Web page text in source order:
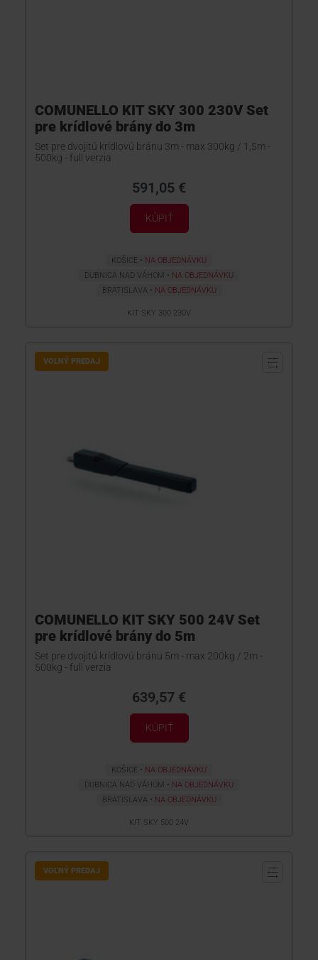
COMUNELLO KIT SKY 300 230V Set
pre krídlové brány do 3m
Set pre dvojitú krídlovú bránu 3m - max 300kg / 1,5m -
500kg - full verzia
591,05 €
KÚPIŤ
KOŠICE
NA OBJEDNÁVKU
DUBNICA NAD VÁHOM
NA OBJEDNÁVKU
BRATISLAVA
NA OBJEDNÁVKU
KIT SKY 300 230V
VOĽNÝ PREDAJ
COMUNELLO KIT SKY 500 24V Set
pre krídlové brány do 5m
Set pre dvojitú krídlovú bránu 5m - max 200kg / 2m -
500kg - full verzia
639,57 €
KÚPIŤ
KOŠICE
NA OBJEDNÁVKU
DUBNICA NAD VÁHOM
NA OBJEDNÁVKU
BRATISLAVA
NA OBJEDNÁVKU
KIT SKY 500 24V
VOĽNÝ PREDAJ